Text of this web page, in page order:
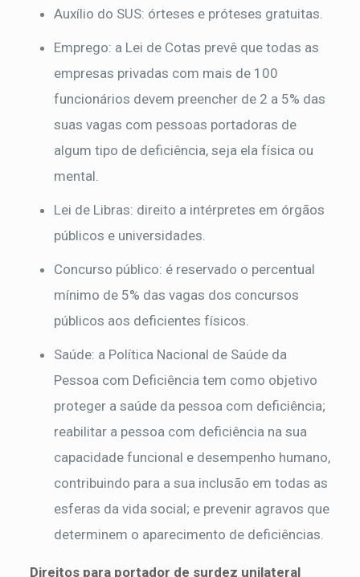
Auxílio do SUS: órteses e próteses gratuitas.
Emprego: a Lei de Cotas prevê que todas as
empresas privadas com mais de 100
funcionários devem preencher de 2 a 5% das
suas vagas com pessoas portadoras de
algum tipo de deficiência, seja ela física ou
mental.
Lei de Libras: direito a intérpretes em órgãos
públicos e universidades.
Concurso público: é reservado o percentual
mínimo de 5% das vagas dos concursos
públicos aos deficientes físicos.
Saúde: a Política Nacional de Saúde da
Pessoa com Deficiência tem como objetivo
proteger a saúde da pessoa com deficiência;
reabilitar a pessoa com deficiência na sua
capacidade funcional e desempenho humano,
contribuindo para a sua inclusão em todas as
esferas da vida social; e prevenir agravos que
determinem o aparecimento de deficiências.
Direitos para portador de surdez unilateral